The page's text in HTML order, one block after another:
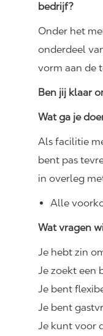
bedrijf?
Onder het
onderdeel
vorm aan de
Ben jij klaar
Wat ga je
Als facilitie
bent pas
in overleg
Alle
Wat vragen
Je hebt zin
Je zoekt een
Je bent
Je bent
Je kunt voor